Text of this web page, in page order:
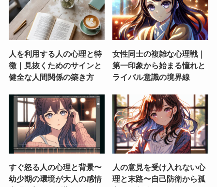
人を利用する人の心理と特
徴｜見抜くためのサインと
健全な人間関係の築き方
女性同士の複雑な心理戦｜
第一印象から始まる憧れと
ライバル意識の境界線
すぐ怒る人の心理と背景〜
幼少期の環境が大人の感情
人の意見を受け入れない心
理と末路〜自己防衛から孤